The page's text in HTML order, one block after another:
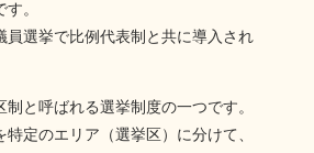
す。
員選挙で比例代表制と共に導入され
と呼ばれる選挙制度の一つです。
定のエリア（選挙区）に分けて、